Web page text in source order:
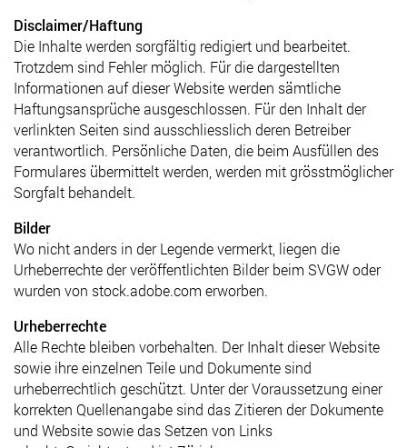
Disclaimer/Haftung
Die Inhalte werden sorgfältig redigiert und bearbeitet.
Trotzdem sind Fehler möglich. Für die dargestellten
Informationen auf dieser Website werden sämtliche
Haftungsansprüche ausgeschlossen. Für den Inhalt der
verlinkten Seiten sind ausschliesslich deren Betreiber
verantwortlich. Persönliche Daten, die beim Ausfüllen des
Formulares übermittelt werden, werden mit grösstmöglicher
Sorgfalt behandelt.
Bilder
Wo nicht anders in der Legende vermerkt, liegen die
Urheberrechte der veröffentlichten Bilder beim SVGW oder
wurden von stock.adobe.com erworben.
Urheberrechte
Alle Rechte bleiben vorbehalten. Der Inhalt dieser Website
sowie ihre einzelnen Teile und Dokumente sind
urheberrechtlich geschützt. Unter der Voraussetzung einer
korrekten Quellenangabe sind das Zitieren der Dokumente
und Website sowie das Setzen von Links